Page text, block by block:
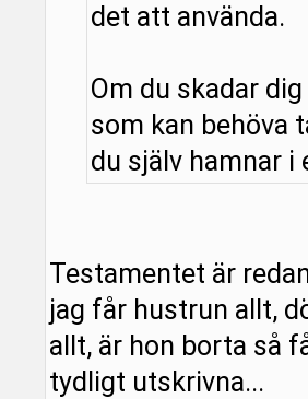
det att använda.
Om du skadar
som kan behöva
du själv hamnar
Testamentet är
jag får hustrun allt,
allt, är hon borta så
tydligt utskrivna...